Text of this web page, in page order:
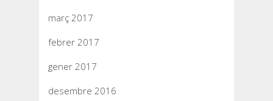
març 2017
febrer 2017
gener 2017
desembre 2016